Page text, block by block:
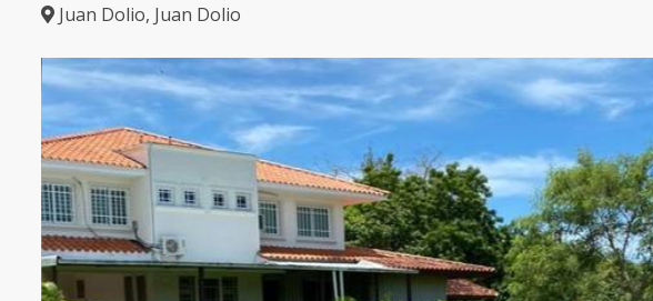
Juan Dolio, Juan Dolio